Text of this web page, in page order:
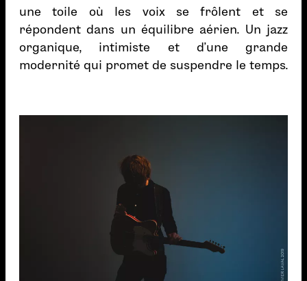
une toile où les voix se frôlent et se
répondent dans un équilibre aérien. Un jazz
organique, intimiste et d’une grande
modernité qui promet de suspendre le temps.